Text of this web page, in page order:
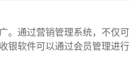
通过营销管理系统，不仅可
银软件可以通过会员管理进行